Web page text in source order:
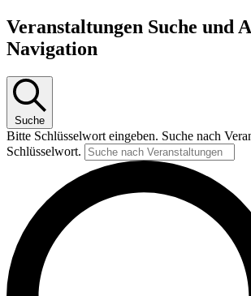
Veranstaltungen Suche und
Navigation
Suche
Bitte Schlüsselwort eingeben. Suche nach
Schlüsselwort.